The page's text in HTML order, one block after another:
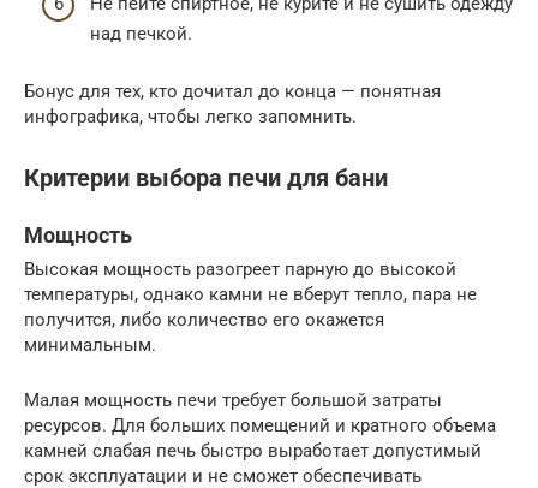
над печкой.
Бонус для тех, кто дочитал до конца — понятная
инфографика, чтобы легко запомнить.
Критерии выбора печи для бани
Мощность
Высокая мощность разогреет парную до высокой
температуры, однако камни не вберут тепло, пара не
получится, либо количество его окажется
минимальным.
Малая мощность печи требует большой затраты
ресурсов. Для больших помещений и кратного объема
камней слабая печь быстро выработает допустимый
срок эксплуатации и не сможет обеспечивать